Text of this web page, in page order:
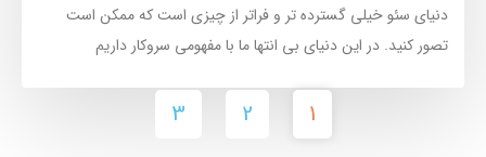
دنیای سئو خیلی گسترده تر و فراتر از چیزی است که ممکن است
تصور کنید. در این دنیای بی انتها ما با مفهومی سروکار داریم
1
2
3